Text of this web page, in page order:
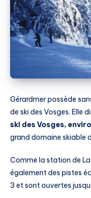
Gérardmer possède
de ski des Vosges. Elle
ski des Vosges,
grand domaine skiable
Comme la station de
également des pistes
3 et sont ouvertes